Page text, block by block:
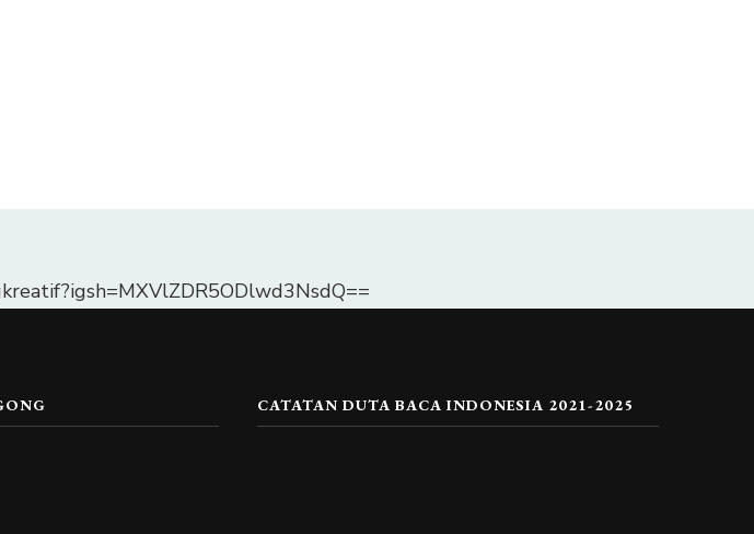
CATATAN DUTA BACA INDONESIA 2021-2025